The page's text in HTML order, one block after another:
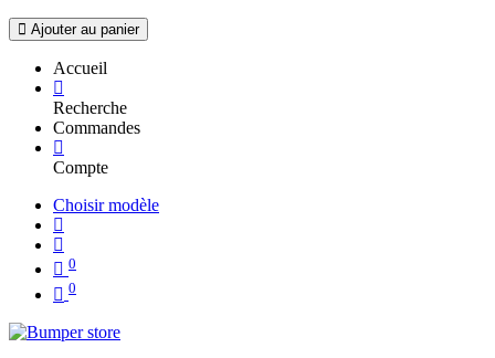
Ajouter au panier
Accueil
Recherche
Commandes
Compte
Choisir modèle
0
0